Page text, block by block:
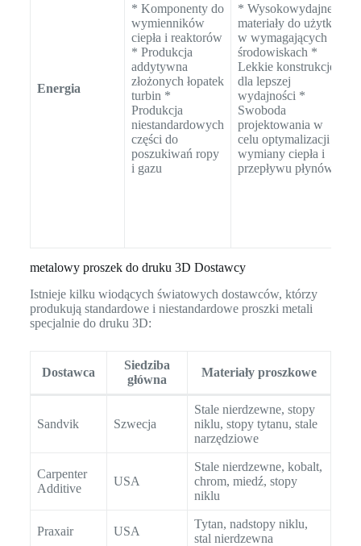
Energia
* Komponenty do
wymienników
ciepła i reaktorów
* Produkcja
addytywna
złożonych łopatek
turbin *
Produkcja
niestandardowych
części do
poszukiwań ropy
i gazu
* Wysokowydajne
materiały do użytku
w wymagających
środowiskach *
Lekkie konstrukcje
dla lepszej
wydajności *
Swoboda
projektowania w
celu optymalizacji
wymiany ciepła i
przepływu płynów
metalowy proszek do druku 3D Dostawcy
Istnieje kilku wiodących światowych dostawców, którzy
produkują standardowe i niestandardowe proszki metali
specjalnie do druku 3D:
Dostawca
Siedziba
główna
Materiały proszkowe
Sandvik Szwecja
Stale nierdzewne, stopy
niklu, stopy tytanu, stale
narzędziowe
Carpenter
Additive
USA
Stale nierdzewne, kobalt,
chrom, miedź, stopy
niklu
Praxair USA
Tytan, nadstopy niklu,
stal nierdzewna